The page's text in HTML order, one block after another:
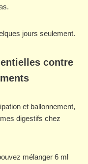
jours seulement.
contre
et ballonnement,
digestifs chez
mélanger 6 ml